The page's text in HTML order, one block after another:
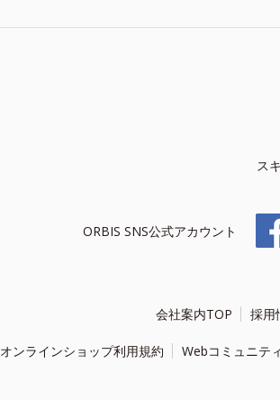
ス
ORBIS SNS公式アカウント
会社案内TOP 採用
オンラインショップ利用規約 Webコミュニテ